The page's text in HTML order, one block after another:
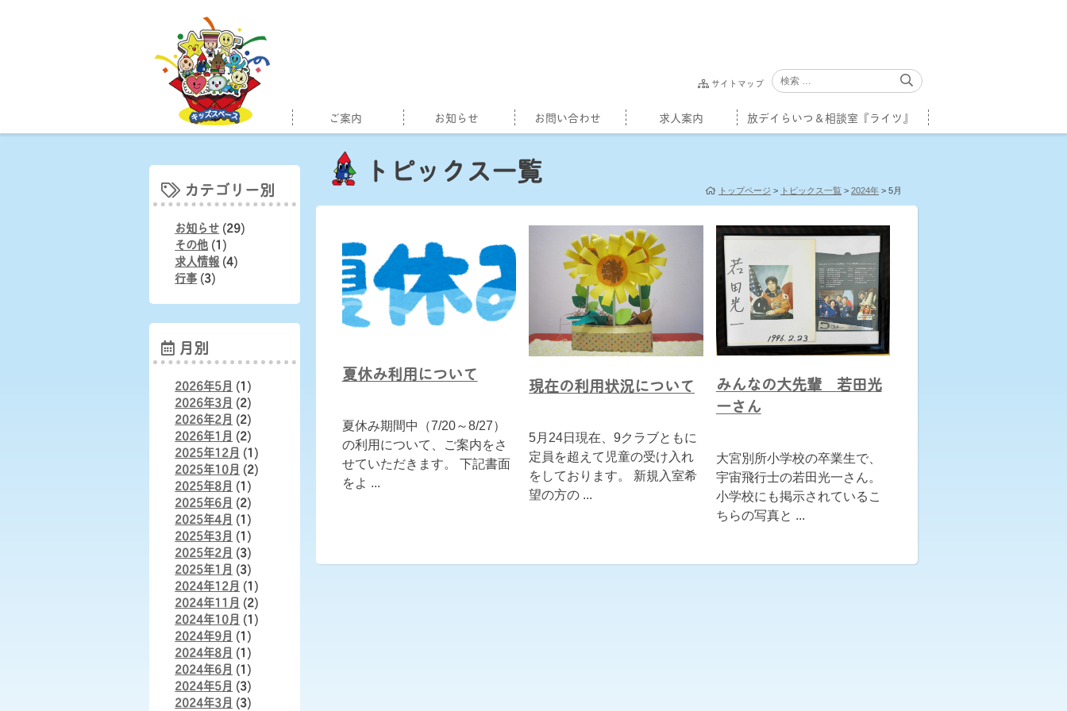
サイトマップ
ご案内 お知らせ お問い合わせ 求人案内 放デイらいつ＆相談室『ライツ』
カテゴリー別
お知らせ (29)
その他 (1)
求人情報 (4)
行事(3)
月別
2026年5月 (1)
2026年3月 (2)
2026年2月 (2)
2026年1月 (2)
2025年12月 (1)
2025年10月 (2)
2025年8月 (1)
2025年6月 (2)
2025年4月 (1)
2025年3月 (1)
2025年2月 (3)
2025年1月 (3)
2024年12月 (1)
2024年11月 (2)
2024年10月 (1)
2024年9月 (1)
2024年8月 (1)
2024年6月 (1)
2024年5月 (3)
2024年3月 (3)
トピックス一覧
トップページ > トピックス一覧 > 2024年 > 5月
夏休み利用について
夏休み期間中（7/20～8/27）
の利用について、ご案内をさ
せていただきます。 下記書面
をよ ...
現在の利用状況について
5月24日現在、9クラブともに
定員を超えて児童の受け入れ
をしております。 新規入室希
望の方の ...
みんなの大先輩 若田光
一さん
大宮別所小学校の卒業生で、
宇宙飛行士の若田光一さん。
小学校にも掲示されているこ
ちらの写真と ...